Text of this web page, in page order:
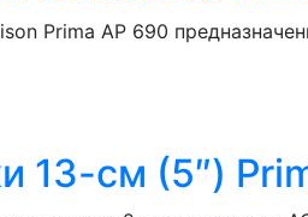
Prima AP 690
см (5″)